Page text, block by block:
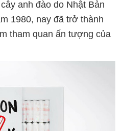
anh đào do Nhật Bản
1980, nay đã trở thành
tham quan ấn tượng của